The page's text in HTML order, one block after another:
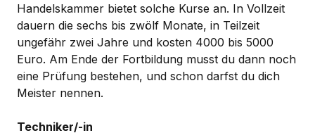
Handelskammer bietet solche Kurse an. In Vollzeit
dauern die sechs bis zwölf Monate, in Teilzeit
ungefähr zwei Jahre und kosten 4000 bis 5000
Euro. Am Ende der Fortbildung musst du dann noch
eine Prüfung bestehen, und schon darfst du dich
Meister nennen.
Techniker/-in